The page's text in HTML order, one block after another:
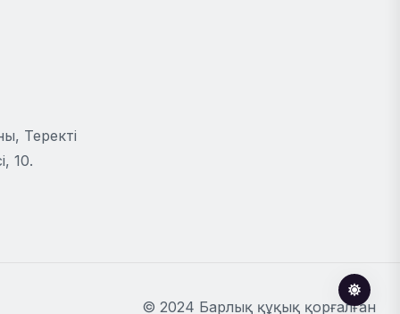
Теректі
10.
© 2024 Барлық құқық қорғалған